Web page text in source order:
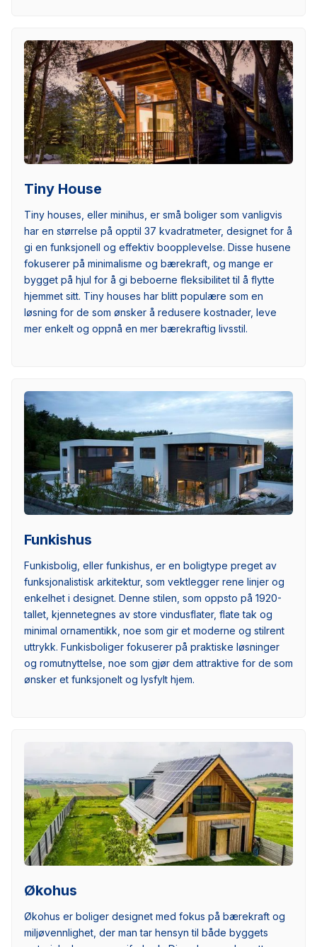
Tiny House
Tiny houses, eller minihus, er små boliger som vanligvis
har en størrelse på opptil 37 kvadratmeter, designet for å
gi en funksjonell og effektiv boopplevelse. Disse husene
fokuserer på minimalisme og bærekraft, og mange er
bygget på hjul for å gi beboerne fleksibilitet til å flytte
hjemmet sitt. Tiny houses har blitt populære som en
løsning for de som ønsker å redusere kostnader, leve
mer enkelt og oppnå en mer bærekraftig livsstil.
Funkishus
Funkisbolig, eller funkishus, er en boligtype preget av
funksjonalistisk arkitektur, som vektlegger rene linjer og
enkelhet i designet. Denne stilen, som oppsto på 1920-
tallet, kjennetegnes av store vindusflater, flate tak og
minimal ornamentikk, noe som gir et moderne og stilrent
uttrykk. Funkisboliger fokuserer på praktiske løsninger
og romutnyttelse, noe som gjør dem attraktive for de som
ønsker et funksjonelt og lysfylt hjem.
Økohus
Økohus er boliger designet med fokus på bærekraft og
miljøvennlighet, der man tar hensyn til både byggets